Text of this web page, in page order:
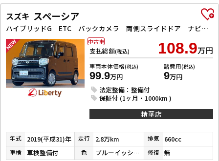
スズキ スペーシア
ハイブリッドG ETC バックカメラ 両側スライドドア ナビ TV クリアランスソナー レーンアシスト 衝突被害軽減システム オートライト スマートキー アイドリングストップ 電動格納ミラー ベンチシート CVT
支払総額(税込) 108.9万円
車両本体価格(税込)
99.9万円
諸費用(税込)
9万円
法定整備：整備付
保証付 (1ヶ月・1000km )
中古車
精華店
年式 2019(平成31)年 走行 2.8万km 排気 660cc
車検 車検整備付 色 ブルーイッシュブラックパール３ 修復 無